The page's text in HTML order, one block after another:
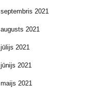
septembris 2021
augusts 2021
jūlijs 2021
jūnijs 2021
maijs 2021